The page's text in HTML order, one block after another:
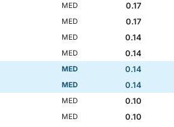
MED
0.17
MED
0.17
MED
0.14
MED
0.14
MED
0.14
MED
0.14
MED
0.10
MED
0.10